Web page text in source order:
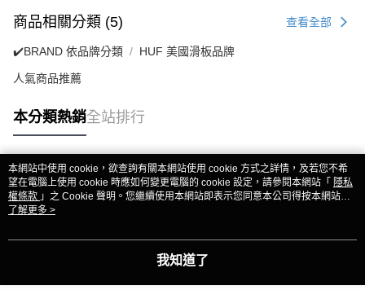
商品相關分類 (5) 查看全部
✔️BRAND 依品牌分類 HUF 美國滑板品牌
人氣商品推薦
本分類熱銷全站排行
熱門標籤
本網站中使用 cookie，欲查詢有關本網站使用 cookie 方式之詳情，及若您不希
望在電腦上使用 cookie 時應如何變更電腦的 cookie 設定，請參閱本網站「 隱私
權條款 」之 Cookie 聲明。您繼續使用本網站即表示您同意本公司得按本網站使
用條款之 Cookie 聲明使用 cookie。
了解更多 >
我知道了